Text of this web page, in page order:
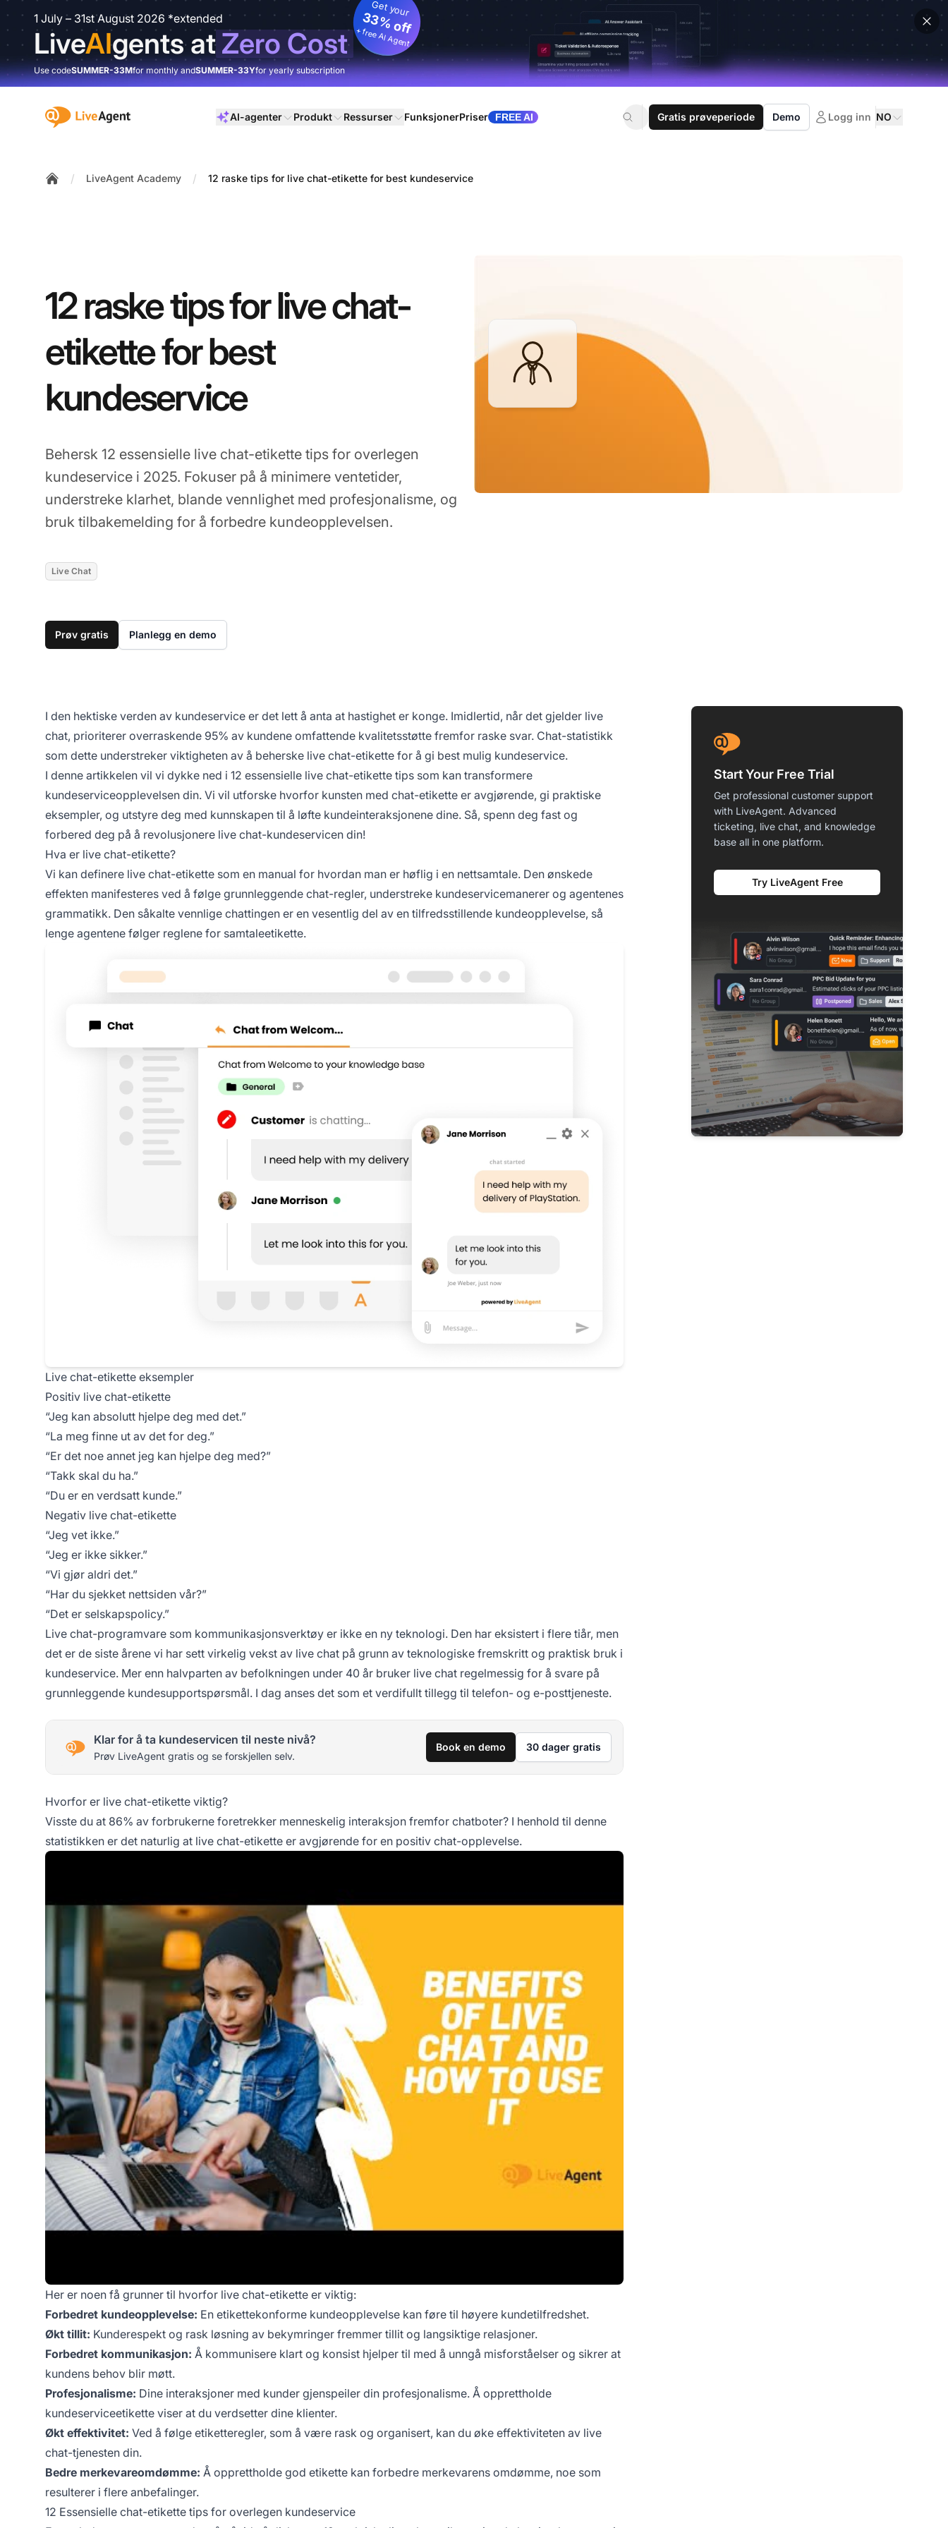
1 July – 31st August 2026 *extended
LiveAIgents atZero Cost
Get your
33% off
+ free AI Agent
Use codeSUMMER-33Mfor monthly andSUMMER-33Yfor yearly subscription
:site.title AI-agenter Produkt Ressurser FunksjonerPriser FREE AI Gratis prøveperiode Demo Logg inn NO
/ LiveAgent Academy / 12 raske tips for live chat-etikette for best kundeservice
12 raske tips for live chat-
etikette for best
kundeservice
Behersk 12 essensielle live chat-etikette tips for overlegen
kundeservice i 2025. Fokuser på å minimere ventetider,
understreke klarhet, blande vennlighet med profesjonalisme, og
bruk tilbakemelding for å forbedre kundeopplevelsen.
Live Chat
Prøv gratis Planlegg en demo
I den hektiske verden av kundeservice er det lett å anta at hastighet er konge. Imidlertid, når det gjelder live
chat, prioriterer overraskende 95% av kundene omfattende kvalitetsstøtte fremfor raske svar. Chat-statistikk
som dette understreker viktigheten av å beherske live chat-etikette for å gi best mulig kundeservice.
I denne artikkelen vil vi dykke ned i 12 essensielle live chat-etikette tips som kan transformere
kundeserviceopplevelsen din. Vi vil utforske hvorfor kunsten med chat-etikette er avgjørende, gi praktiske
eksempler, og utstyre deg med kunnskapen til å løfte kundeinteraksjonene dine. Så, spenn deg fast og
forbered deg på å revolusjonere live chat-kundeservicen din!
Hva er live chat-etikette?
Vi kan definere live chat-etikette som en manual for hvordan man er høflig i en nettsamtale. Den ønskede
effekten manifesteres ved å følge grunnleggende chat-regler, understreke kundeservicemanerer og agentenes
grammatikk. Den såkalte vennlige chattingen er en vesentlig del av en tilfredsstillende kundeopplevelse, så
lenge agentene følger reglene for samtaleetikette.
Live chat-etikette eksempler
Positiv live chat-etikette
“Jeg kan absolutt hjelpe deg med det.”
“La meg finne ut av det for deg.”
“Er det noe annet jeg kan hjelpe deg med?”
“Takk skal du ha.”
“Du er en verdsatt kunde.”
Negativ live chat-etikette
“Jeg vet ikke.”
“Jeg er ikke sikker.”
“Vi gjør aldri det.”
“Har du sjekket nettsiden vår?”
“Det er selskapspolicy.”
Live chat-programvare som kommunikasjonsverktøy er ikke en ny teknologi. Den har eksistert i flere tiår, men
det er de siste årene vi har sett virkelig vekst av live chat på grunn av teknologiske fremskritt og praktisk bruk i
kundeservice. Mer enn halvparten av befolkningen under 40 år bruker live chat regelmessig for å svare på
grunnleggende kundesupportspørsmål. I dag anses det som et verdifullt tillegg til telefon- og e-posttjeneste.
Klar for å ta kundeservicen til neste nivå?
Prøv LiveAgent gratis og se forskjellen selv.
Book en demo 30 dager gratis
Hvorfor er live chat-etikette viktig?
Visste du at 86% av forbrukerne foretrekker menneskelig interaksjon fremfor chatboter? I henhold til denne
statistikken er det naturlig at live chat-etikette er avgjørende for en positiv chat-opplevelse.
Her er noen få grunner til hvorfor live chat-etikette er viktig:
Forbedret kundeopplevelse: En etikettekonforme kundeopplevelse kan føre til høyere kundetilfredshet.
Økt tillit: Kunderespekt og rask løsning av bekymringer fremmer tillit og langsiktige relasjoner.
Forbedret kommunikasjon: Å kommunisere klart og konsist hjelper til med å unngå misforståelser og sikrer at
kundens behov blir møtt.
Profesjonalisme: Dine interaksjoner med kunder gjenspeiler din profesjonalisme. Å opprettholde
kundeserviceetikette viser at du verdsetter dine klienter.
Økt effektivitet: Ved å følge etiketteregler, som å være rask og organisert, kan du øke effektiviteten av live
chat-tjenesten din.
Bedre merkevareomdømme: Å opprettholde god etikette kan forbedre merkevarens omdømme, noe som
resulterer i flere anbefalinger.
12 Essensielle chat-etikette tips for overlegen kundeservice
Start Your Free Trial
Get professional customer support
with LiveAgent. Advanced
ticketing, live chat, and knowledge
base all in one platform.
Try LiveAgent Free